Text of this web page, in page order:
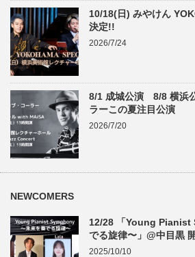
10/18(日) みやけん
決定!!
2026/7/24
8/1 成城公演 8/8 横浜
ラーこの夏注目公演
2026/7/20
NEWCOMERS
12/28 「Young Pianist
でる旋律〜」@中目黒
2025/10/10